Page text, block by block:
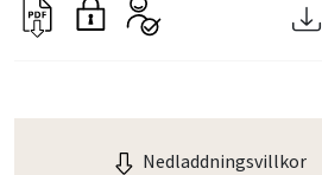
Nedladdningsvillkor